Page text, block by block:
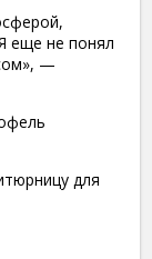
еще не понял
—
для